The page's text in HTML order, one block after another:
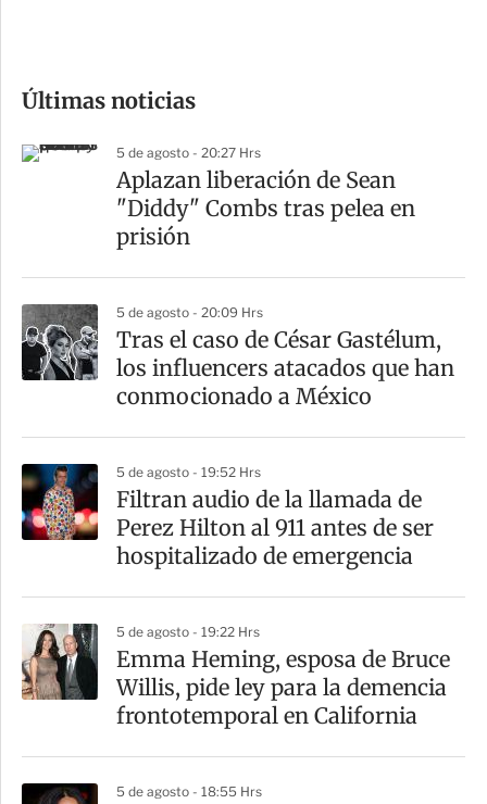
m
Últimas noticias
5 de agosto - 20:27 Hrs
Aplazan liberación de Sean
"Diddy" Combs tras pelea en
prisión
5 de agosto - 20:09 Hrs
Tras el caso de César Gastélum,
los influencers atacados que han
conmocionado a México
5 de agosto - 19:52 Hrs
Filtran audio de la llamada de
Perez Hilton al 911 antes de ser
hospitalizado de emergencia
5 de agosto - 19:22 Hrs
Emma Heming, esposa de Bruce
Willis, pide ley para la demencia
frontotemporal en California
5 de agosto - 18:55 Hrs